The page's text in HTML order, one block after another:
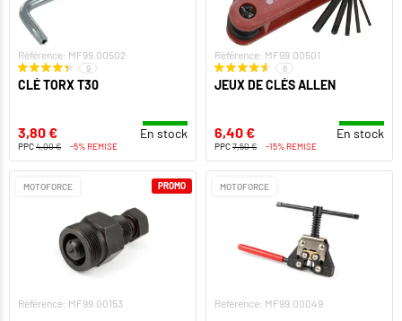
Référence: MF99.00502
9
CLÉ TORX T30
3,80 € En stock
PPC4,00 € -5% REMISE
Référence: MF99.00501
6
JEUX DE CLÉS ALLEN
6,40 € En stock
PPC7,50 € -15% REMISE
MOTOFORCE
Référence: MF99.00153
PROMO MOTOFORCE
Référence: MF99.00049